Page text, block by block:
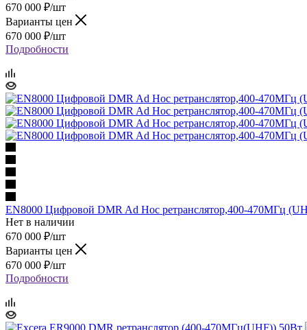
670 000 ₽/шт
Варианты цен
670 000 ₽/шт
Подробности
EN8000 Цифровой DMR Ad Hoc ретранслятор,400-470МГц
Нет в наличии
670 000 ₽/шт
Варианты цен
670 000 ₽/шт
Подробности